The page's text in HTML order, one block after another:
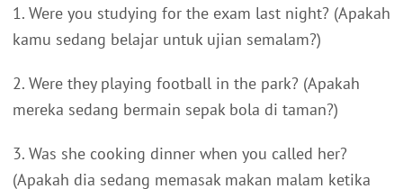
1. Were you studying for the exam last night? (Apakah
kamu sedang belajar untuk ujian semalam?)
2. Were they playing football in the park? (Apakah
mereka sedang bermain sepak bola di taman?)
3. Was she cooking dinner when you called her?
(Apakah dia sedang memasak makan malam ketika